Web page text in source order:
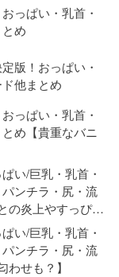
っぱい・乳首・
め
版！おっぱい・
他まとめ
っぱい・乳首・
め【貴重なバニ
い/巨乳・乳首・
ンチラ・尻・流
の炎上やすっぴん
い/巨乳・乳首・
ンチラ・尻・流
せも？】